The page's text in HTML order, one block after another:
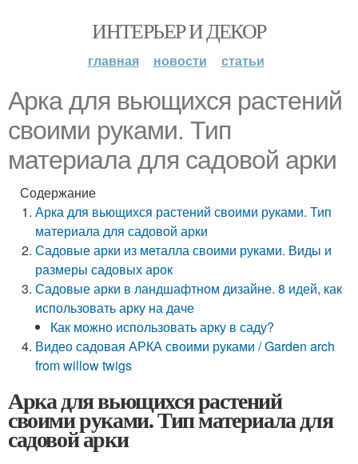
ИНТЕРЬЕР И ДЕКОР
главная новости статьи
Арка для вьющихся растений
своими руками. Тип
материала для садовой арки
Содержание
Арка для вьющихся растений своими руками. Тип
материала для садовой арки
Садовые арки из металла своими руками. Виды и
размеры садовых арок
Садовые арки в ландшафтном дизайне. 8 идей, как
использовать арку на даче
Как можно использовать арку в саду?
Видео садовая АРКА своими руками / Garden arch
from willow twigs
Арка для вьющихся растений
своими руками. Тип материала для
садовой арки